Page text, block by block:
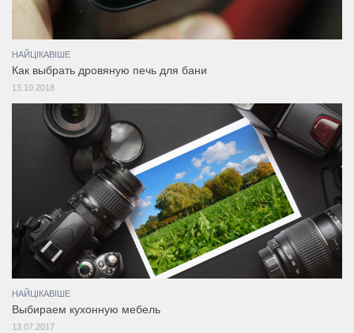
НАЙЦІКАВІШЕ
Как выбрать дровяную печь для бани
13.10.2018
НАЙЦІКАВІШЕ
Выбираем кухонную мебель
13.07.2017